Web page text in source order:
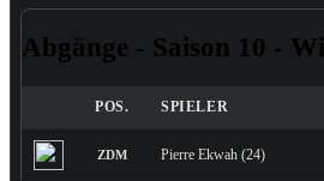
Abgänge - Saison 10 -
POS. SPIELER
ZDM Pierre Ekwah (24)